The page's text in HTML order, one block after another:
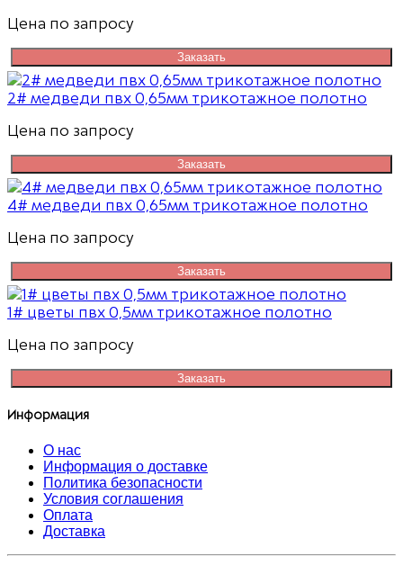
Цена по запросу
Заказать
2# медведи пвх 0,65мм трикотажное полотно
Цена по запросу
Заказать
4# медведи пвх 0,65мм трикотажное полотно
Цена по запросу
Заказать
1# цветы пвх 0,5мм трикотажное полотно
Цена по запросу
Заказать
Информация
О нас
Информация о доставке
Политика безопасности
Условия соглашения
Оплата
Доставка